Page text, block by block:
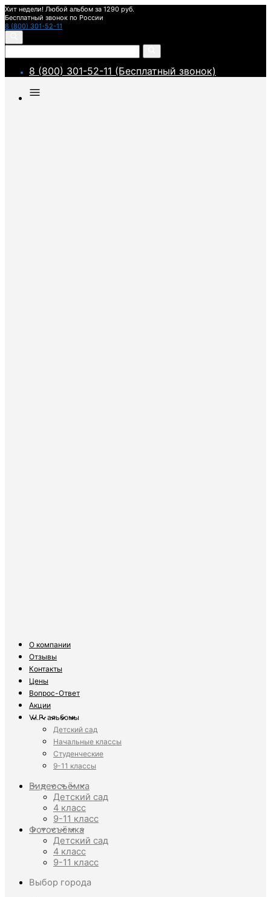
Хит недели! Любой альбом за 1290 руб.
Бесплатный звонок по России
8 (800) 301-52-11
8 (800) 301-52-11 (Бесплатный звонок)
О компании
Отзывы
Контакты
Цены
Вопрос-Ответ
Акции
V.I.P. альбомы
Детский сад
Начальные классы
Студенческие
9-11 классы
Видеосъёмка
Детский сад
4 класс
9-11 класс
Фотосъёмка
Детский сад
4 класс
9-11 класс
Выбор города